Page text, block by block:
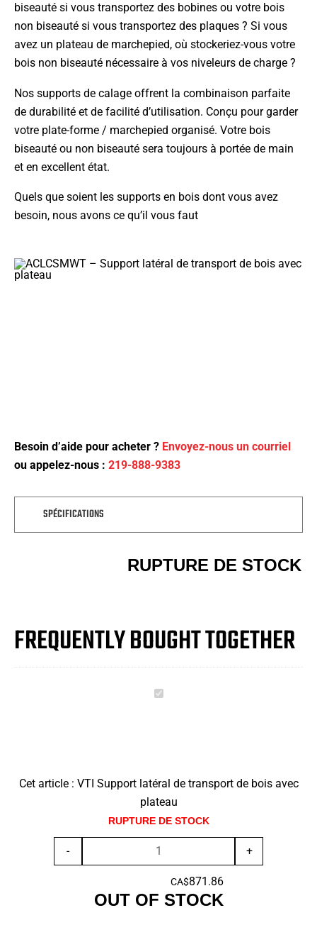
biseauté si vous transportez des bobines ou votre bois
non biseauté si vous transportez des plaques ? Si vous
avez un plateau de marchepied, où stockeriez-vous votre
bois non biseauté nécessaire à vos niveleurs de charge ?
Nos supports de calage offrent la combinaison parfaite
de durabilité et de facilité d’utilisation. Conçu pour garder
votre plate-forme / marchepied organisé. Votre bois
biseauté ou non biseauté sera toujours à portée de main
et en excellent état.
Quels que soient les supports en bois dont vous avez
besoin, nous avons ce qu’il vous faut
Besoin d’aide pour acheter ? Envoyez-nous un courriel
ou appelez-nous : 219-888-9383
SPÉCIFICATIONS
RUPTURE DE STOCK
FREQUENTLY BOUGHT TOGETHER
VTI
de
bois
avec
plateau
Cet article : VTI Support latéral de transport de bois avec
plateau
RUPTURE DE STOCK
-
de
Support
+
CA$871.86
OUT OF STOCK